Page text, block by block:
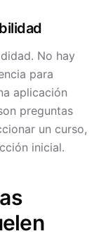
No hay
para
aplicación
preguntas
un curso,
inicial.